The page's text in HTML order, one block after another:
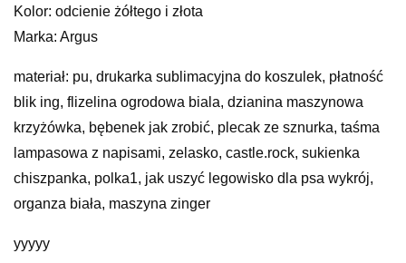
Kolor: odcienie żółtego i złota
Marka: Argus
materiał: pu, drukarka sublimacyjna do koszulek, płatność
blik ing, flizelina ogrodowa biala, dzianina maszynowa
krzyżówka, bębenek jak zrobić, plecak ze sznurka, taśma
lampasowa z napisami, zelasko, castle.rock, sukienka
chiszpanka, polka1, jak uszyć legowisko dla psa wykrój,
organza biała, maszyna zinger
yyyyy